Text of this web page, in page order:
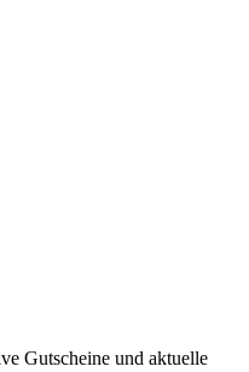
Gutscheine und aktuelle